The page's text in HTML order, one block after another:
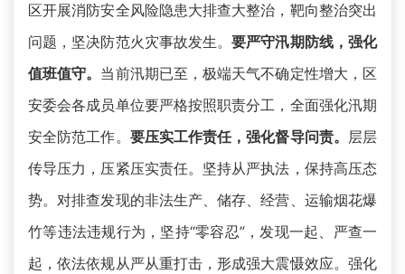
区开展消防安全风险隐患大排查大整治，靶向整治突出
问题，坚决防范火灾事故发生。要严守汛期防线，强化
值班值守。 当前汛期已至，极端天气不确定性增大，区
安委会各成员单位要严格按照职责分工，全面强化汛期
安全防范工作。 要压实工作责任，强化督导问责。 层层
传导压力，压紧压实责任。坚持从严执法，保持高压态
势。对排查发现的非法生产、储存、经营、运输烟花爆
竹等违法违规行为，坚持“零容忍”，发现一起、严查一
起，依法依规从严从重打击，形成强大震慑效应。强化